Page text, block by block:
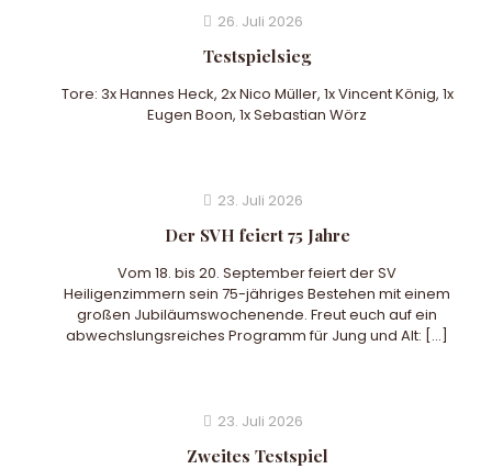
26. Juli 2026
Testspielsieg
Tore: 3x Hannes Heck, 2x Nico Müller, 1x Vincent König, 1x
Eugen Boon, 1x Sebastian Wörz
23. Juli 2026
Der SVH feiert 75 Jahre
Vom 18. bis 20. September feiert der SV
Heiligenzimmern sein 75-jähriges Bestehen mit einem
großen Jubiläumswochenende. Freut euch auf ein
abwechslungsreiches Programm für Jung und Alt: […]
23. Juli 2026
Zweites Testspiel